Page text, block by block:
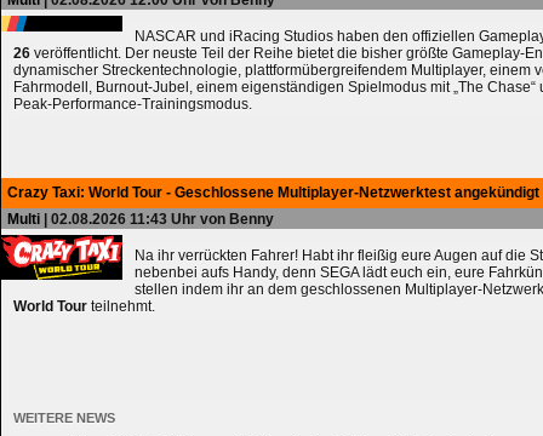
NASCAR und iRacing Studios haben den offiziellen
26 veröffentlicht. Der neuste Teil der Reihe bietet die bisher größte Gameplay-
dynamischer Streckentechnologie, plattformübergreifendem Multiplayer, einem
Fahrmodell, Burnout-Jubel, einem eigenständigen Spielmodus mit „The
Peak-Performance-Trainingsmodus.
Crazy Taxi: World Tour - Geschlossene Multiplayer-Netzwerktest angekündigt
Multi | 02.08.2026 11:43 Uhr von Benny
Na ihr verrückten Fahrer! Habt ihr fleißig eure Augen auf die
nebenbei aufs Handy, denn SEGA lädt euch ein, eure
stellen indem ihr an dem geschlossenen Multiplayer-
World Tour teilnehmt.
WEITERE NEWS